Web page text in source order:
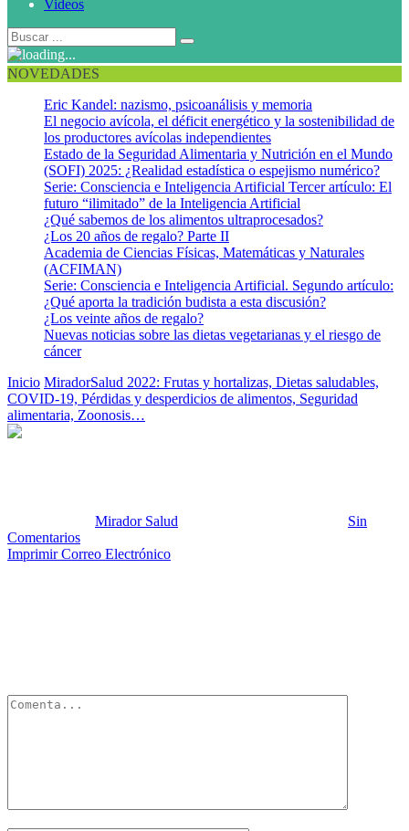
Videos
NOVEDADES
Eric Kandel: nazismo, psicoanálisis y memoria
El negocio avícola, el déficit energético y la sostenibilidad de
los productores avícolas independientes
Estado de la Seguridad Alimentaria y Nutrición en el Mundo
(SOFI) 2025: ¿Realidad estadística o espejismo numérico?
Serie: Consciencia e Inteligencia Artificial Tercer artículo: El
futuro “ilimitado” de la Inteligencia Artificial
¿Qué sabemos de los alimentos ultraprocesados?
¿Los 20 años de regalo? Parte II
Academia de Ciencias Físicas, Matemáticas y Naturales
(ACFIMAN)
Serie: Consciencia e Inteligencia Artificial. Segundo artículo:
¿Qué aporta la tradición budista a esta discusión?
¿Los veinte años de regalo?
Nuevas noticias sobre las dietas vegetarianas y el riesgo de
cáncer
Inicio MiradorSalud 2022: Frutas y hortalizas, Dietas saludables,
COVID-19, Pérdidas y desperdicios de alimentos, Seguridad
alimentaria, Zoonosis…
Mirador Salud
Sin
Comentarios
Imprimir Correo Electrónico